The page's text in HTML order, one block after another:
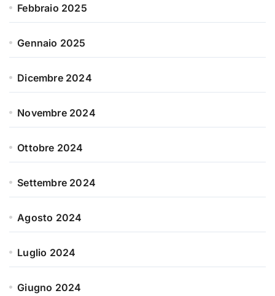
Febbraio 2025
Gennaio 2025
Dicembre 2024
Novembre 2024
Ottobre 2024
Settembre 2024
Agosto 2024
Luglio 2024
Giugno 2024